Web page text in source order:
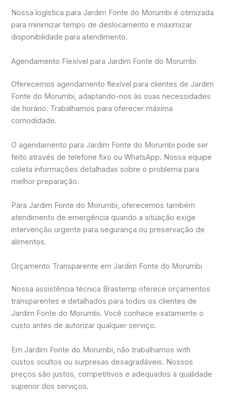
Nossa logística para Jardim Fonte do Morumbi é otimizada
para minimizar tempo de deslocamento e maximizar
disponibilidade para atendimento.
Agendamento Flexível para Jardim Fonte do Morumbi
Oferecemos agendamento flexível para clientes de Jardim
Fonte do Morumbi, adaptando-nos às suas necessidades
de horário. Trabalhamos para oferecer máxima
comodidade.
O agendamento para Jardim Fonte do Morumbi pode ser
feito através de telefone fixo ou WhatsApp. Nossa equipe
coleta informações detalhadas sobre o problema para
melhor preparação.
Para Jardim Fonte do Morumbi, oferecemos também
atendimento de emergência quando a situação exige
intervenção urgente para segurança ou preservação de
alimentos.
Orçamento Transparente em Jardim Fonte do Morumbi
Nossa assistência técnica Brastemp oferece orçamentos
transparentes e detalhados para todos os clientes de
Jardim Fonte do Morumbi. Você conhece exatamente o
custo antes de autorizar qualquer serviço.
Em Jardim Fonte do Morumbi, não trabalhamos with
custos ocultos ou surpresas desagradáveis. Nossos
preços são justos, competitivos e adequados à qualidade
superior dos serviços.